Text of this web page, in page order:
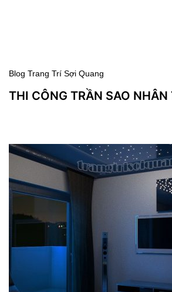
Blog Trang Trí Sợi Quang
THI CÔNG TRẦN SAO NHÂN